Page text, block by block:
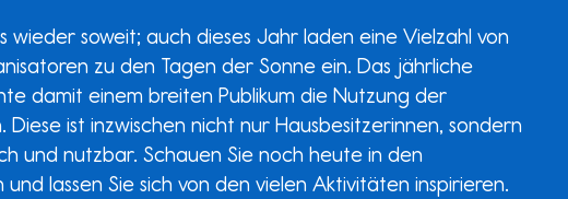
wieder soweit; auch dieses Jahr laden eine Vielzahl von
zu den Tagen der Sonne ein. Das jährliche
damit einem breiten Publikum die Nutzung der
ist inzwischen nicht nur Hausbesitzerinnen, sondern
und nutzbar. Schauen Sie noch heute in den
lassen Sie sich von den vielen Aktivitäten inspirieren.